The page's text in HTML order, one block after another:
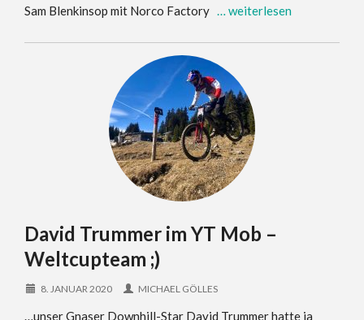
Sam Blenkinsop mit Norco Factory … weiterlesen
David Trummer im YT Mob –
Weltcupteam ;)
8. JANUAR 2020 MICHAEL GÖLLES
…unser Gnaser Downhill-Star David Trummer hatte ja